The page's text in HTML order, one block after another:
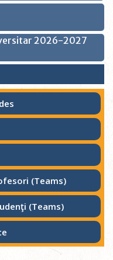
2026-2027
(Teams)
(Teams)